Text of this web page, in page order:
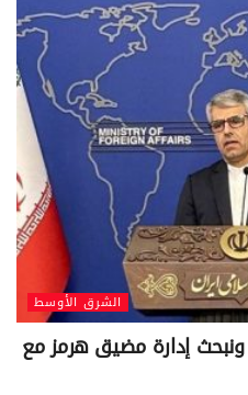
الشرق الأوسط
ونبحث إدارة مضيق هرمز مع